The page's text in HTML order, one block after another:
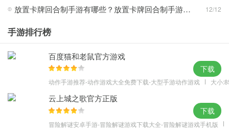
放置卡牌回合制手游有哪些？放置卡牌回合制手游推荐 12/12
手游排行榜
百度猫和老鼠官方游戏
动作手游推荐-动作游戏大全免费下载-大型手游动作游戏 大小
下载
云上城之歌官方正版
冒险解谜安卓手游-冒险解谜游戏下载大全-冒险解谜游戏手机版
下载